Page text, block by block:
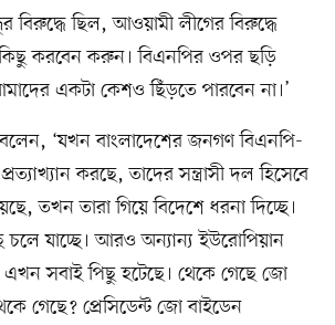
বিরুদ্ধে ছিল, আওয়ামী লীগের বিরুদ্ধে
করবেন করুন। বিএনপির ওপর ছড়ি
একটা কেশও ছিঁড়তে পারবেন না।’
‘যখন বাংলাদেশের জনগণ বিএনপি-
করছে, তাদের সন্ত্রাসী দল হিসেবে
তখন তারা গিয়ে বিদেশে ধরনা দিচ্ছে।
চলে যাচ্ছে। আরও অন্যান্য ইউরোপিয়ান
এখন সবাই পিছু হটেছে। থেকে গেছে জো
গেছে? প্রেসিডেন্ট জো বাইডেন